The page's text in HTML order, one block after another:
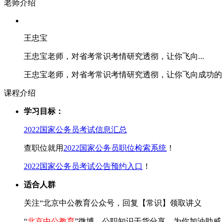
老师介绍
王忠宝
王忠宝老师，对省考常识考情研究透彻，让你飞向...
王忠宝老师，对省考常识考情研究透彻，让你飞向成功
课程介绍
学习目标：
2022国家公务员考试信息汇总
查职位就用 2022国家公务员职位检索系统 ！
2022国家公务员考试公告预约入口 ！
适合人群
关注“北京中公教育公众号，回复【常识】领取讲义